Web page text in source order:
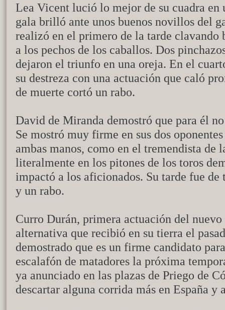
Lea Vicent lució lo mejor de su cuadra en
gala brilló ante unos buenos novillos del
realizó en el primero de la tarde
a los pechos de los caballos. Dos
dejaron el triunfo en una oreja. En el
su destreza con una actuación que caló
de muerte cortó un rabo.
David de Miranda demostró que para él
Se mostró muy firme en sus dos
ambas manos, como en el tremendista de
literalmente en los pitones de los toros
impactó a los aficionados. Su tarde fue
y un rabo.
Curro Durán, primera actuación del
alternativa que recibió en su tierra el
demostrado que es un firme candidato
escalafón de matadores la próxima
ya anunciado en las plazas de Priego de
descartar alguna corrida más en España y